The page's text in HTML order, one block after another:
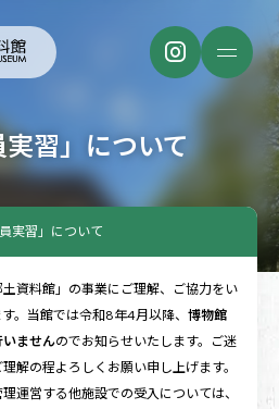
習」について
実習」について
資料館」の事業にご理解、ご協力をい
。当館では令和8年4月以降、 博物館
ませんのでお知らせいたします。ご迷
解の程よろしくお願い申し上げます。
運営する他施設での受入については、